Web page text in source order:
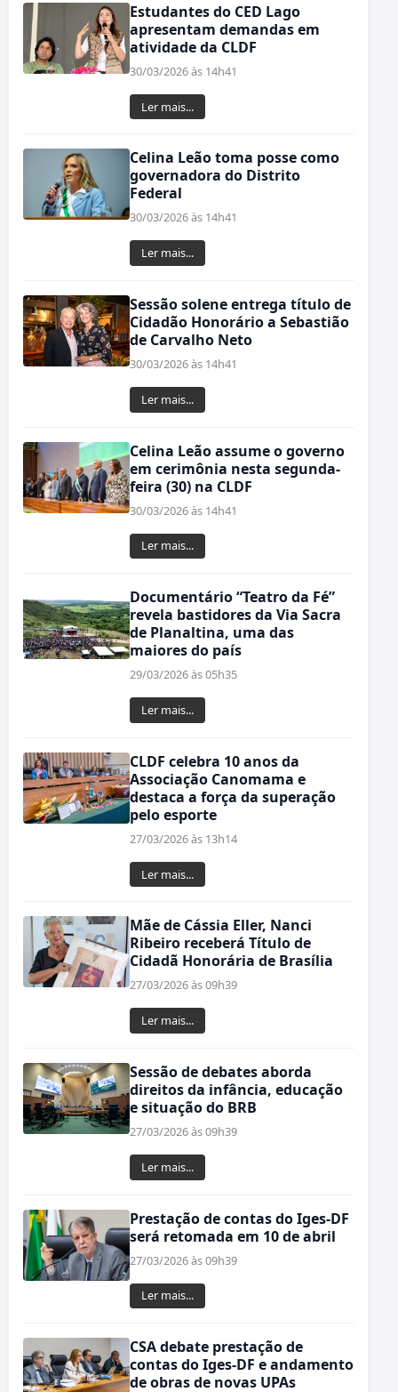
Estudantes do CED Lago
apresentam demandas em
atividade da CLDF
30/03/2026 às 14h41
Ler mais...
Celina Leão toma posse como
governadora do Distrito
Federal
30/03/2026 às 14h41
Ler mais...
Sessão solene entrega título de
Cidadão Honorário a Sebastião
de Carvalho Neto
30/03/2026 às 14h41
Ler mais...
Celina Leão assume o governo
em cerimônia nesta segunda-
feira (30) na CLDF
30/03/2026 às 14h41
Ler mais...
Documentário “Teatro da Fé”
revela bastidores da Via Sacra
de Planaltina, uma das
maiores do país
29/03/2026 às 05h35
Ler mais...
CLDF celebra 10 anos da
Associação Canomama e
destaca a força da superação
pelo esporte
27/03/2026 às 13h14
Ler mais...
Mãe de Cássia Eller, Nanci
Ribeiro receberá Título de
Cidadã Honorária de Brasília
27/03/2026 às 09h39
Ler mais...
Sessão de debates aborda
direitos da infância, educação
e situação do BRB
27/03/2026 às 09h39
Ler mais...
Prestação de contas do Iges-DF
será retomada em 10 de abril
27/03/2026 às 09h39
Ler mais...
CSA debate prestação de
contas do Iges‑DF e andamento
de obras de novas UPAs